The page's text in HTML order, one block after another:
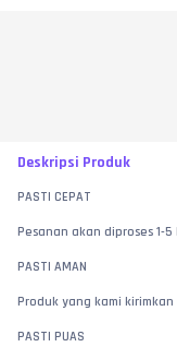
Deskripsi Produk
PASTI CEPAT
Pesanan akan diproses 1-
PASTI AMAN
Produk yang kami kirimkan
PASTI PUAS